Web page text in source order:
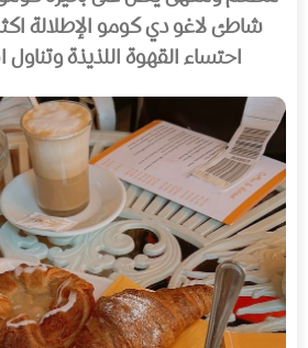
شاطئ لاغو دي كومو الإطلالة
احتساء القهوة اللذيذة